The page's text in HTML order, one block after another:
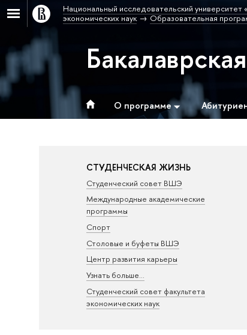
Национальный исследовательский университет
экономических наук
Образовательная
О программе
СТУДЕНЧЕСКАЯ ЖИЗНЬ
Студенческий совет ВШЭ
Международные академические
программы
Спорт
Столовые и буфеты ВШЭ
Центр развития карьеры
Узнать больше...
Студенческий совет факультета
экономических наук